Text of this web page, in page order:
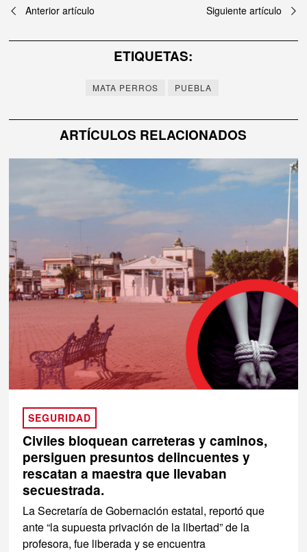
Navegación
de
Anterior artículo Siguiente artículo
ETIQUETAS:
MATA PERROS PUEBLA
ARTÍCULOS RELACIONADOS
SEGURIDAD
Civiles bloquean carreteras y caminos,
persiguen presuntos delincuentes y
rescatan a maestra que llevaban
secuestrada.
La Secretaría de Gobernación estatal, reportó que
ante “la supuesta privación de la libertad” de la
profesora, fue liberada y se encuentra